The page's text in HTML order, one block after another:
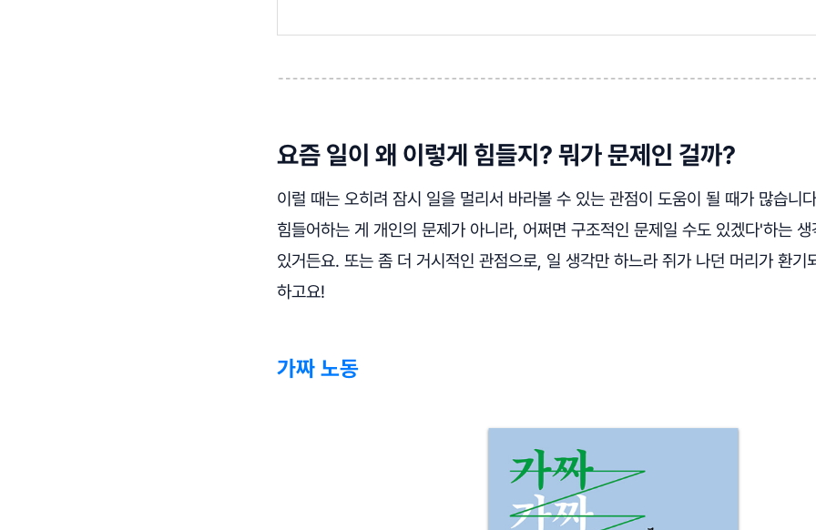
요즘 일이 왜 이렇게 힘들지? 뭐가 문제인 걸까?
이럴 때는 오히려 잠시 일을 멀리서 바라볼 수 있는 관점이 도움이 될 때가 많습니
힘들어하는 게 개인의 문제가 아니라, 어쩌면 구조적인 문제일 수도 있겠다'하는
있거든요. 또는 좀 더 거시적인 관점으로, 일 생각만 하느라 쥐가 나던 머리가 환기
하고요!
가짜 노동